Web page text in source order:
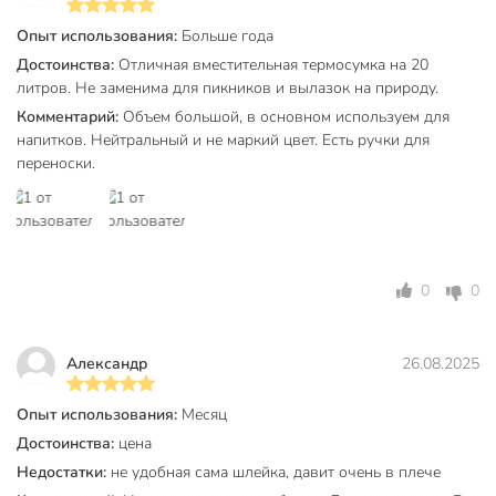
термоизоляционная прослойка из фольги
эффективно поддерживает необходимую
температуру внутри сумки, предотвращая нагрев
или охлаждение содержимого;
универсальное решение для дома, дачи и
путешествий, подходящее для хранения как
продуктов, так и напитков.
Использование термосумки позволяет экономить время и
Термосумка UV-009/9 легко вписывается в ритм активной
жизни, помогает поддерживать порядок и чистоту, а также
Благодаря эргономичному дизайну и практичности,
аксессуар станет отличным выбором для тех, кто ценит
удобство и функциональность в быту и на отдыхе.
Покупка термосумки — это уверенность в свежести
продуктов, удобстве перевозки и долговечности
Опыт использования: Больше года
Достоинства: Отличная вместительная термосумка на 20
литров. Не заменима для пикников и вылазок на природу.
Комментарий: Объем большой, в основном используем для
напитков. Нейтральный и не маркий цвет. Есть ручки для
переноски.
0 0
Александр 26.08.2025
Опыт использования: Месяц
Достоинства: цена
Недостатки: не удобная сама шлейка, давит очень в плече